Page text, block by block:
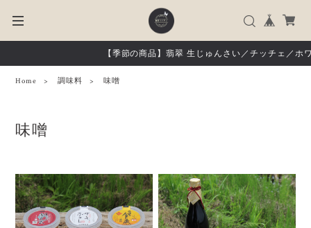
【季節の商品】翡翠 生じゅんさい／チッチェ／ホ
Home 調味料 味噌
味噌